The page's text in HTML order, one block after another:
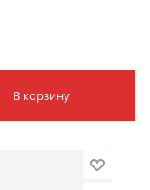
В корзину